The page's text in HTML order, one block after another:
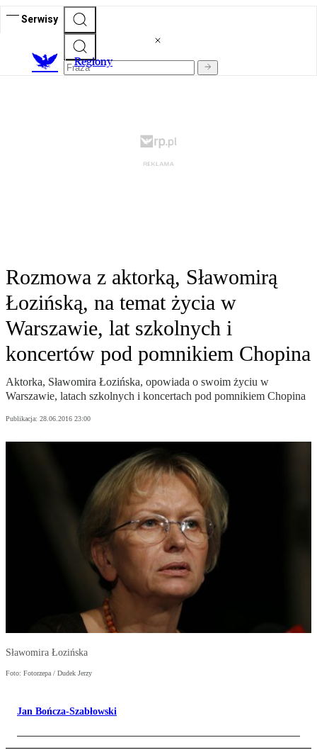
Serwisy
Regiony
Rozmowa z aktorką, Sławomirą
Łozińską, na temat życia w
Warszawie, lat szkolnych i
koncertów pod pomnikiem Chopina
Aktorka, Sławomira Łozińska, opowiada o swoim życiu w
Warszawie, latach szkolnych i koncertach pod pomnikiem Chopina
Publikacja: 28.06.2016 23:00
Sławomira Łozińska
Foto: Fotorzepa / Dudek Jerzy
Jan Bończa-Szabłowski